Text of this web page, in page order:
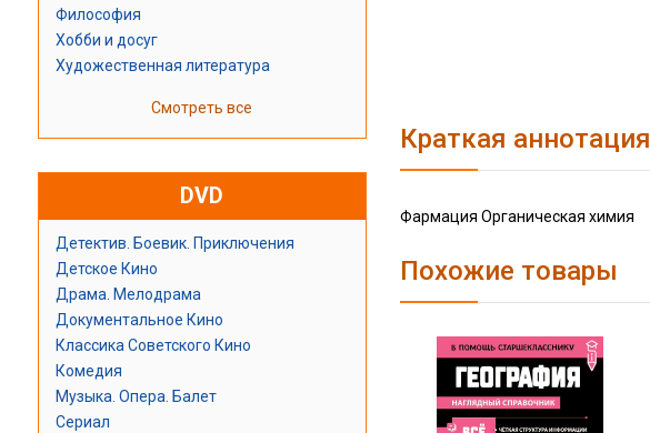
Философия
Хобби и досуг
Художественная литература
Смотреть все
DVD
Детектив. Боевик. Приключения
Детское Кино
Драма. Мелодрама
Документальное Кино
Классика Советского Кино
Комедия
Музыка. Опера. Балет
Сериал
Краткая аннотация
Фармация Органическая химия
Похожие товары